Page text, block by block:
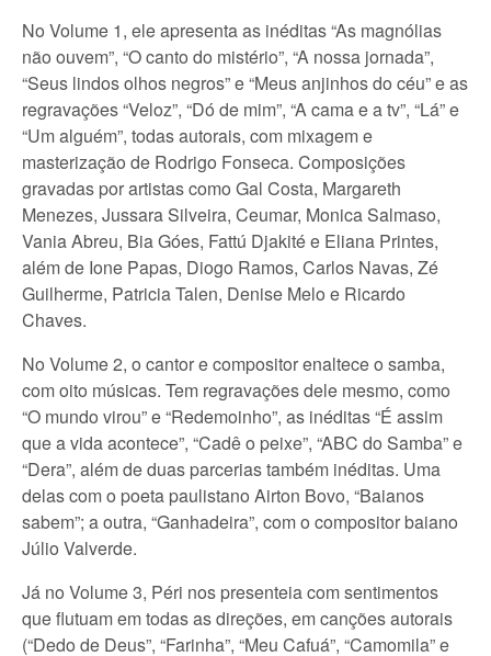
No Volume 1, ele apresenta as inéditas “As magnólias
não ouvem”, “O canto do mistério”, “A nossa jornada”,
“Seus lindos olhos negros” e “Meus anjinhos do céu” e as
regravações “Veloz”, “Dó de mim”, “A cama e a tv”, “Lá” e
“Um alguém”, todas autorais, com mixagem e
masterização de Rodrigo Fonseca. Composições
gravadas por artistas como Gal Costa, Margareth
Menezes, Jussara Silveira, Ceumar, Monica Salmaso,
Vania Abreu, Bia Góes, Fattú Djakité e Eliana Printes,
além de Ione Papas, Diogo Ramos, Carlos Navas, Zé
Guilherme, Patricia Talen, Denise Melo e Ricardo
Chaves.
No Volume 2, o cantor e compositor enaltece o samba,
com oito músicas. Tem regravações dele mesmo, como
“O mundo virou” e “Redemoinho”, as inéditas “É assim
que a vida acontece”, “Cadê o peixe”, “ABC do Samba” e
“Dera”, além de duas parcerias também inéditas. Uma
delas com o poeta paulistano Airton Bovo, “Baianos
sabem”; a outra, “Ganhadeira”, com o compositor baiano
Júlio Valverde.
Já no Volume 3, Péri nos presenteia com sentimentos
que flutuam em todas as direções, em canções autorais
(“Dedo de Deus”, “Farinha”, “Meu Cafuá”, “Camomila” e